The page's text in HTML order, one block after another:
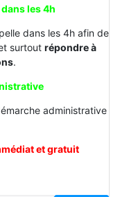
les 4h
dans les 4h afin de
surtout répondre à
.
administrative
et gratuit